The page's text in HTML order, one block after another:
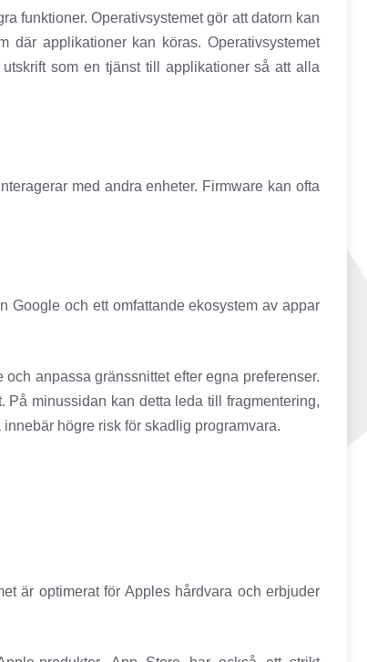
funktioner. Operativsystemet gör att datorn kan
där applikationer kan köras. Operativsystemet
som en tjänst till applikationer så att alla
med andra enheter. Firmware kan ofta
Google och ett omfattande ekosystem av appar
anpassa gränssnittet efter egna preferenser.
minussidan kan detta leda till fragmentering,
högre risk för skadlig programvara.
är optimerat för Apples hårdvara och erbjuder